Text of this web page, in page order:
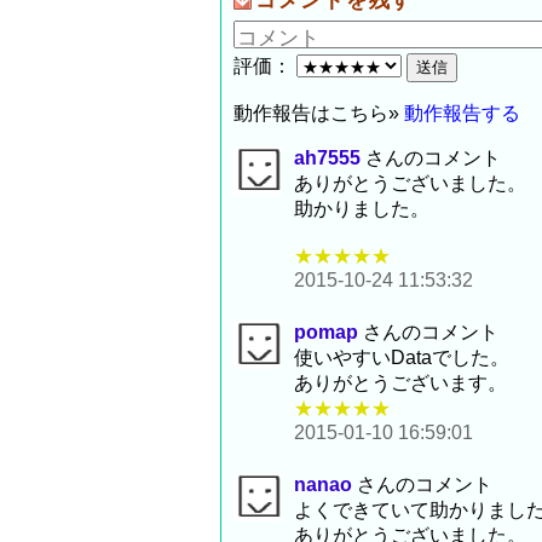
評価：
動作報告はこちら» 動作報告する
ah7555 さんのコメント
ありがとうございました。
助かりました。
★★★★★
2015-10-24 11:53:32
pomap さんのコメント
使いやすいDataでした。
ありがとうございます。
★★★★★
2015-01-10 16:59:01
nanao さんのコメント
よくできていて助かりまし
ありがとうございました。